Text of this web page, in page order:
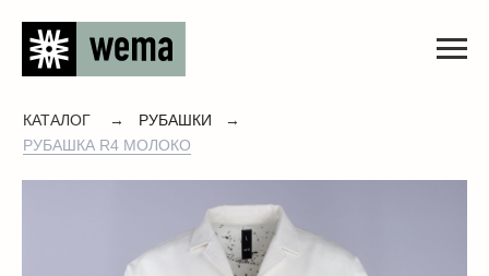
КАТАЛОГ
РУБАШКИ
РУБАШКА R4 МОЛОКО
→ →